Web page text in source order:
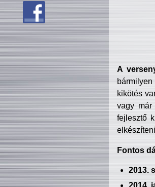
A
kikötés
vagy már
fejlesztő
Fontos
2013.
2014.